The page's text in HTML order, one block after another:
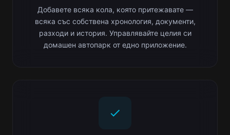
Добавете всяка кола, която притежавате —
всяка със собствена хронология, документи,
разходи и история. Управлявайте целия си
домашен автопарк от едно приложение.